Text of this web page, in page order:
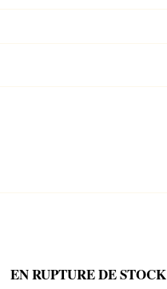
EN RUPTURE DE STOCK